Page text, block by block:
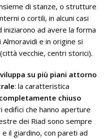
di stanze, o strutture
o cortili, in alcuni casi
ad avere la forma
e in origine si
(città vecchie, centri storici).
su più piani attorno
: la caratteristica
completamente chiuso
edifici che hanno aperture
dei Riad sono sempre
il giardino, con pareti ad